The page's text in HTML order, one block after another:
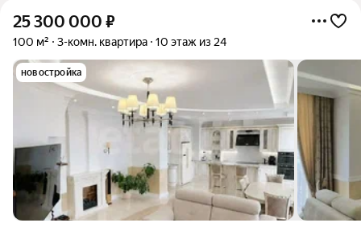
25 300 000 ₽
100 м² 3-комн. квартира 10 этаж из 24
новостройка